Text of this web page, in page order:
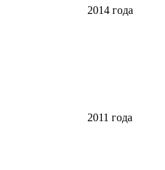
2014 года
2011 года